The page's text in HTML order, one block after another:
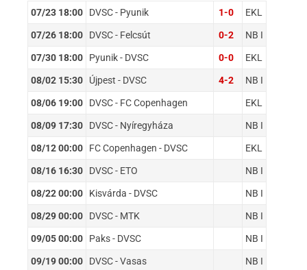
07/23 18:00 DVSC - Pyunik 1-0 EKL
07/26 18:00 DVSC - Felcsút 0-2 NB I
07/30 18:00 Pyunik - DVSC 0-0 EKL
08/02 15:30 Újpest - DVSC 4-2 NB I
08/06 19:00 DVSC - FC Copenhagen EKL
08/09 17:30 DVSC - Nyíregyháza NB I
08/12 00:00 FC Copenhagen - DVSC EKL
08/16 16:30 DVSC - ETO NB I
08/22 00:00 Kisvárda - DVSC NB I
08/29 00:00 DVSC - MTK NB I
09/05 00:00 Paks - DVSC NB I
09/19 00:00 DVSC - Vasas NB I